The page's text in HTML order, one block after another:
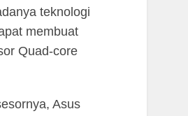
teknologi
membuat
Quad-core
Asus